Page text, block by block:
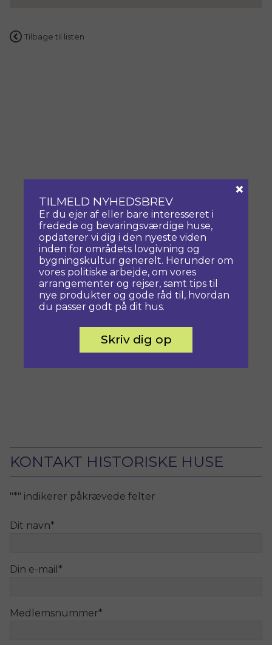
Tilbage til listen
KONTAKT HISTORISKE HUSE
"*" indikerer påkrævede felter
Dit navn*
Din e-mail *
Medlemsnummer*
TILMELD NYHEDSBREV
Er du ejer af eller bare interesseret i
fredede og bevaringsværdige huse,
opdaterer vi dig i den nyeste viden
inden for områdets lovgivning og
bygningskultur generelt. Herunder om
vores politiske arbejde, om vores
arrangementer og rejser, samt tips til
nye produkter og gode råd til, hvordan
du passer godt på dit hus.
Skriv dig op
×